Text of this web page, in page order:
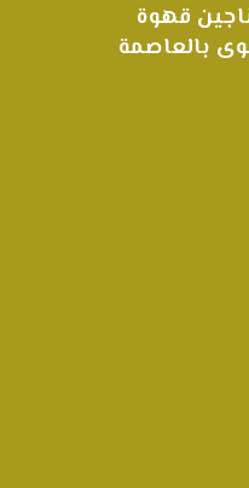
قهوة
بالعاصمة